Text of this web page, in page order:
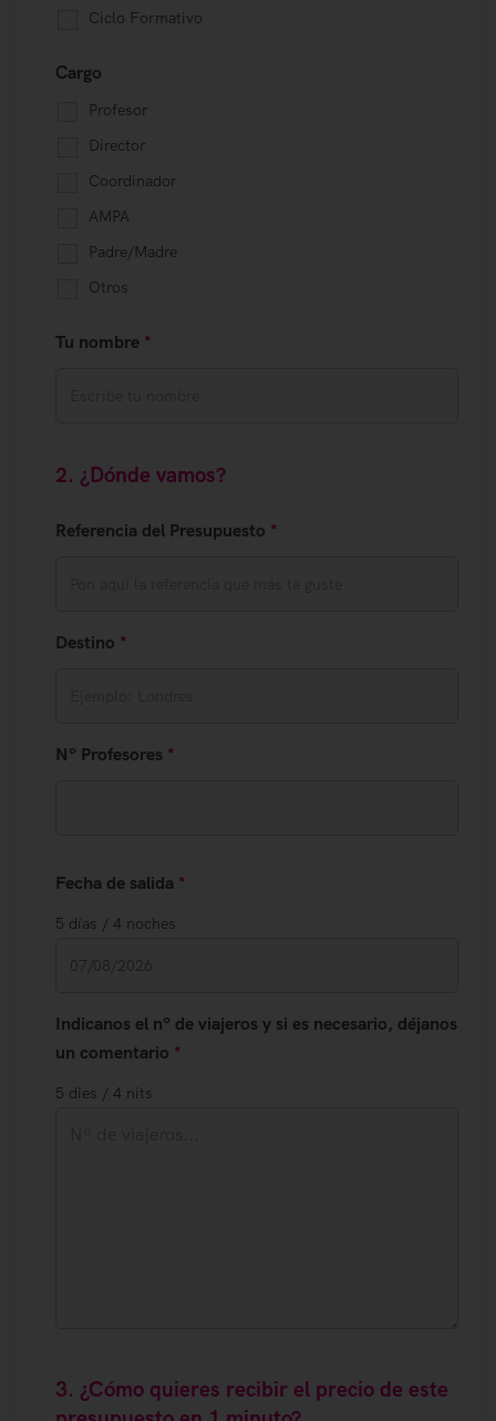
Ciclo Formativo
Cargo
Profesor
Director
Coordinador
AMPA
Padre/Madre
Otros
Tu nombre *
2. ¿Dónde vamos?
Referencia del Presupuesto *
Destino *
Nº Profesores *
Fecha de salida *
5 días / 4 noches
Indicanos el nº de viajeros y si es necesario, déjanos
un comentario *
5 dies / 4 nits
3. ¿Cómo quieres recibir el precio de este